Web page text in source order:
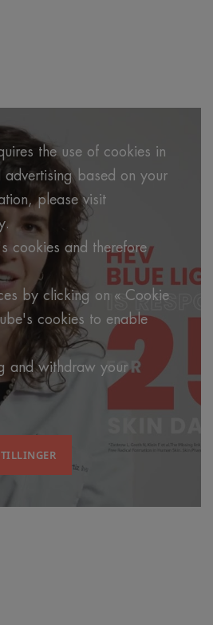
the use of cookies in
based on your
please visit
cookies and therefore
by clicking on « Cookie
cookies to enable
and withdraw your